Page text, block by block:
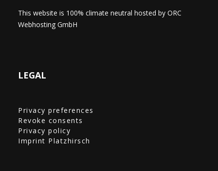
This website is 100% climate neutral hosted byORC
Webhosting GmbH
LEGAL
Privacy preferences
Revoke consents
Privacy policy
Imprint Platzhirsch